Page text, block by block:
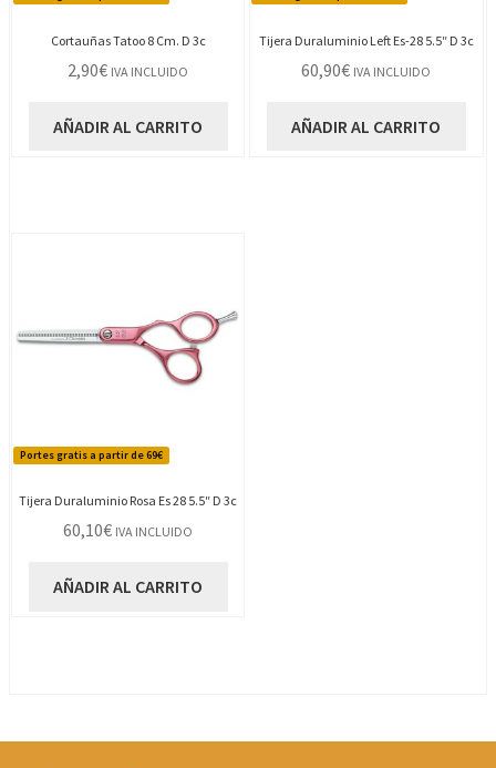
Cortauñas Tatoo 8 Cm. D 3c
2,90€ IVA INCLUIDO
AÑADIR AL CARRITO
Tijera Duraluminio Left Es-28 5.5″ D 3c
60,90€ IVA INCLUIDO
AÑADIR AL CARRITO
Portes gratis a partir de 69€
Tijera Duraluminio Rosa Es 28 5.5″ D 3c
60,10€ IVA INCLUIDO
AÑADIR AL CARRITO